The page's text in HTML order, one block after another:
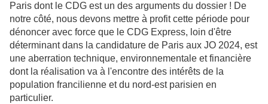
Paris dont le CDG est un des arguments du dossier ! De
notre côté, nous devons mettre à profit cette période pour
dénoncer avec force que le CDG Express, loin d'être
déterminant dans la candidature de Paris aux JO 2024, est
une aberration technique, environnementale et financière
dont la réalisation va à l'encontre des intérêts de la
population francilienne et du nord-est parisien en
particulier.